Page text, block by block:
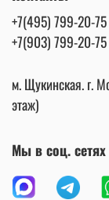
+7(495) 799-20-75
+7(903) 799-20-75
м. Щукинская. г.
этаж)
Мы в соц. сетях